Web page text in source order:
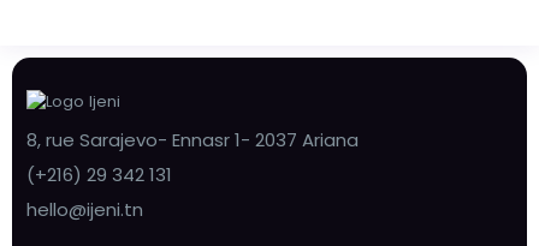
8, rue Sarajevo- Ennasr 1- 2037 Ariana
(+216) 29 342 131
hello@ijeni.tn